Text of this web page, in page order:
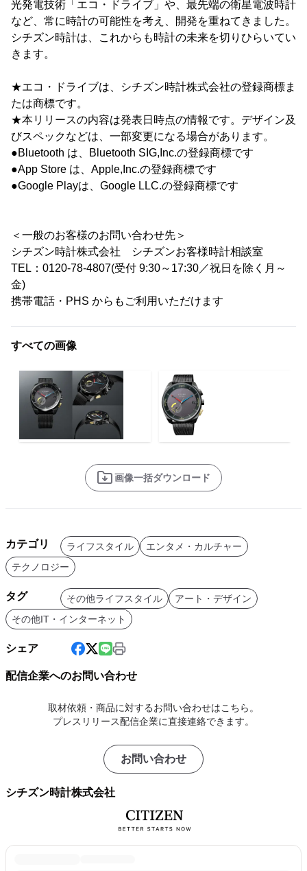
光発電技術「エコ・ドライブ」や、最先端の衛星電波時計
など、常に時計の可能性を考え、開発を重ねてきました。
シチズン時計は、これからも時計の未来を切りひらいてい
きます。
★エコ・ドライブは、シチズン時計株式会社の登録商標ま
たは商標です。
★本リリースの内容は発表日時点の情報です。デザイン及
びスペックなどは、一部変更になる場合があります。
●Bluetooth は、Bluetooth SIG,Inc.の登録商標です
●App Store は、Apple,Inc.の登録商標です
●Google Playは、Google LLC.の登録商標です
＜一般のお客様のお問い合わせ先＞
シチズン時計株式会社 シチズンお客様時計相談室
TEL：0120-78-4807(受付 9:30～17:30／祝日を除く月～
金)
携帯電話・PHS からもご利用いただけます
すべての画像
画像一括ダウンロード
カテゴリ ライフスタイル
エンタメ・カルチャー
テクノロジー
タグ その他ライフスタイル
アート・デザイン
その他IT・インターネット
シェア
配信企業へのお問い合わせ
取材依頼・商品に対するお問い合わせはこちら。
プレスリリース配信企業に直接連絡できます。
お問い合わせ
シチズン時計株式会社